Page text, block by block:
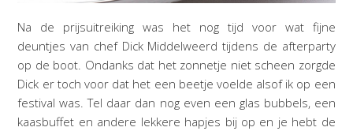
Na de prijsuitreiking was het nog tijd voor wat fijne
deuntjes van chef Dick Middelweerd tijdens de afterparty
op de boot. Ondanks dat het zonnetje niet scheen zorgde
Dick er toch voor dat het een beetje voelde alsof ik op een
festival was. Tel daar dan nog even een glas bubbels, een
kaasbuffet en andere lekkere hapjes bij op en je hebt de